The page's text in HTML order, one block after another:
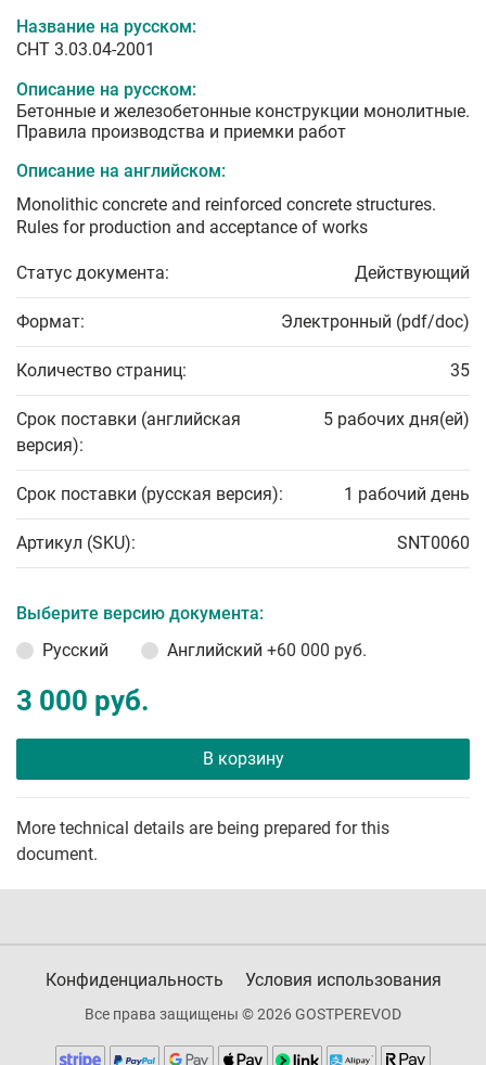
Название на русском:
СНТ 3.03.04-2001
Описание на русском:
Бетонные и железобетонные конструкции монолитные.
Правила производства и приемки работ
Описание на английском:
Monolithic concrete and reinforced concrete structures.
Rules for production and acceptance of works
Статус документа: Действующий
Формат: Электронный (pdf/doc)
Количество страниц: 35
Срок поставки (английская
версия):
5 рабочих дня(ей)
Срок поставки (русская версия): 1 рабочий день
Артикул (SKU): SNT0060
Выберите версию документа:
Русский
Английский +60 000 руб.
3 000 руб.
В корзину
More technical details are being prepared for this
document.
Конфиденциальность Условия использования
Все права защищены © 2026 GOSTPEREVOD